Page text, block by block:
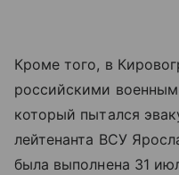
Кроме того, в
российскими
который пытался
лейтенанта ВСУ
была выполнена 31